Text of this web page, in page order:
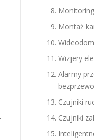
Montaż
Wizjery
Alarmy
Czujniki
Czujniki